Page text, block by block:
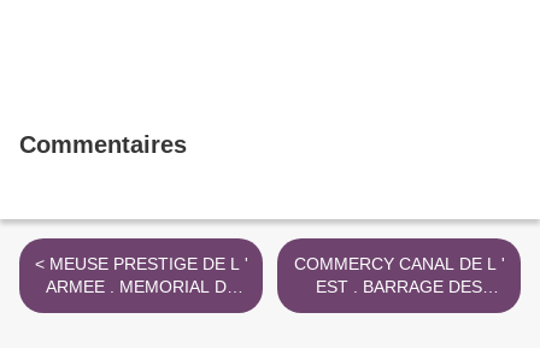
Commentaires
< MEUSE PRESTIGE DE L '
ARMEE . MEMORIAL DE
FLEURY
COMMERCY CANAL DE L '
EST . BARRAGE DES
ALLEMANDS >